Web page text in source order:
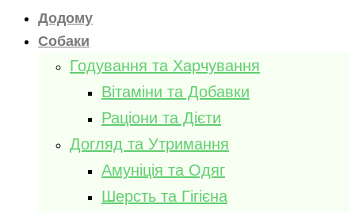
Додому
Собаки
Годування та Харчування
Вітаміни та Добавки
Раціони та Дієти
Догляд та Утримання
Амуніція та Одяг
Шерсть та Гігієна